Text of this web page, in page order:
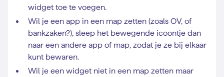
widget toe te voegen.
Wil je een app in een map zetten (zoals OV, of
bankzaken?), sleep het bewegende icoontje dan
naar een andere app of map, zodat je ze bij elkaar
kunt bewaren.
Wil je een widget niet in een map zetten maar